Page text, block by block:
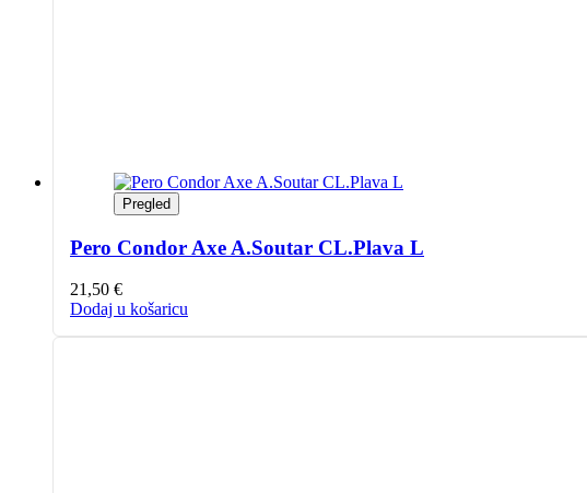
Pregled
Pero Condor Axe A.Soutar CL.Plava L
21,50 €
Dodaj u košaricu